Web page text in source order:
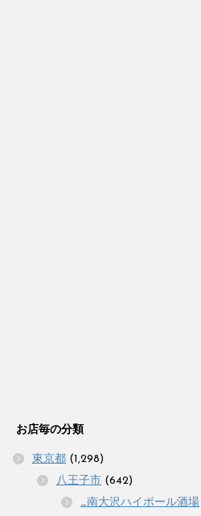
お店毎の分類
東京都 (1,298)
八王子市 (642)
_南大沢ハイボール酒場